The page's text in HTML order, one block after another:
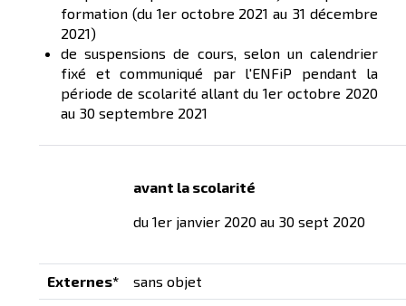
formation (du 1er octobre 2021 au 31 décembre
2021)
de suspensions de cours, selon un calendrier
fixé et communiqué par l'ENFiP pendant la
période de scolarité allant du 1er octobre 2020
au 30 septembre 2021
avant la scolarité
du 1er janvier 2020 au 30 sept 2020
Externes* sans objet